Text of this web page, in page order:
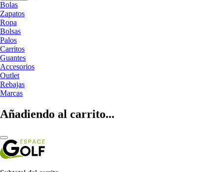
Bolas
Zapatos
Ropa
Bolsas
Palos
Carritos
Guantes
Accesorios
Outlet
Rebajas
Marcas
Añadiendo al carrito...